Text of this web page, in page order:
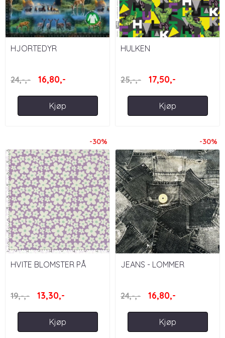
HJORTEDYR
24,-,- 16,80,-
Kjøp
HULKEN
25,-,- 17,50,-
Kjøp
-30%
HVITE BLOMSTER PÅ
19,-,-
13,30,-
Kjøp
-30%
JEANS - LOMMER
24,-,- 16,80,-
Kjøp